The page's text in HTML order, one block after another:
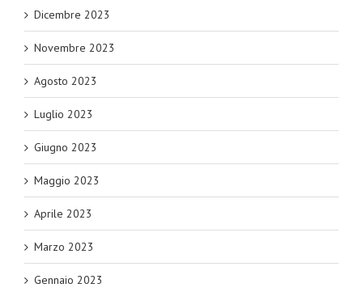
Dicembre 2023
Novembre 2023
Agosto 2023
Luglio 2023
Giugno 2023
Maggio 2023
Aprile 2023
Marzo 2023
Gennaio 2023